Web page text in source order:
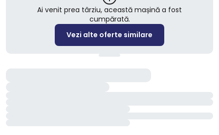
Ai venit prea târziu, această mașină a fost
cumpărată.
Vezi alte oferte similare